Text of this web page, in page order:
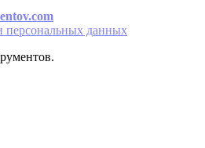
персональных данных